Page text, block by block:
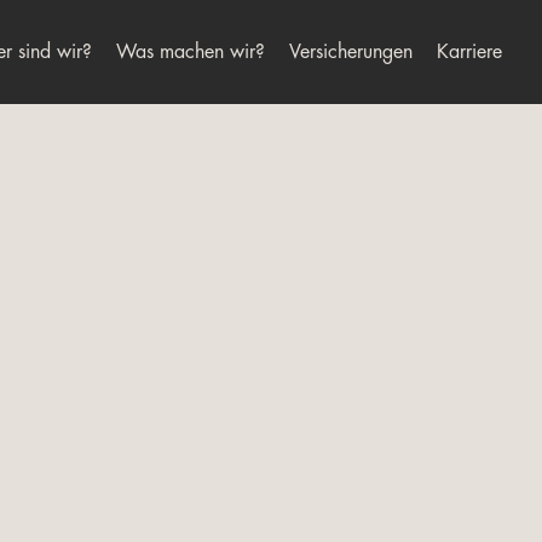
sind wir? Was machen wir? Versicherungen Karriere